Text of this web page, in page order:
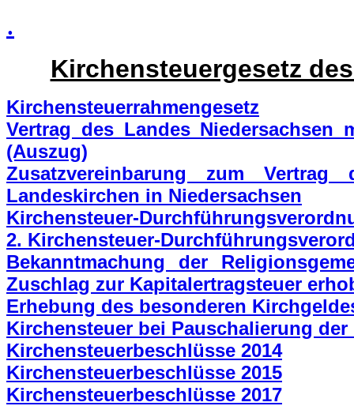
.
Kirchensteuergesetz
Kirchensteuerrahmengesetz
Vertrag des Landes Niedersachsen
(Auszug)
Zusatzvereinbarung zum
Landeskirchen in Niedersachsen
Kirchensteuer-
2. Kirchensteuer-
Bekanntmachung der
Zuschlag zur Kapitalertragsteuer
Erhebung des besonderen
Kirchensteuer bei Pauschalierung
Kirchensteuerbeschlüsse 2014
Kirchensteuerbeschlüsse 2015
Kirchensteuerbeschlüsse 2017